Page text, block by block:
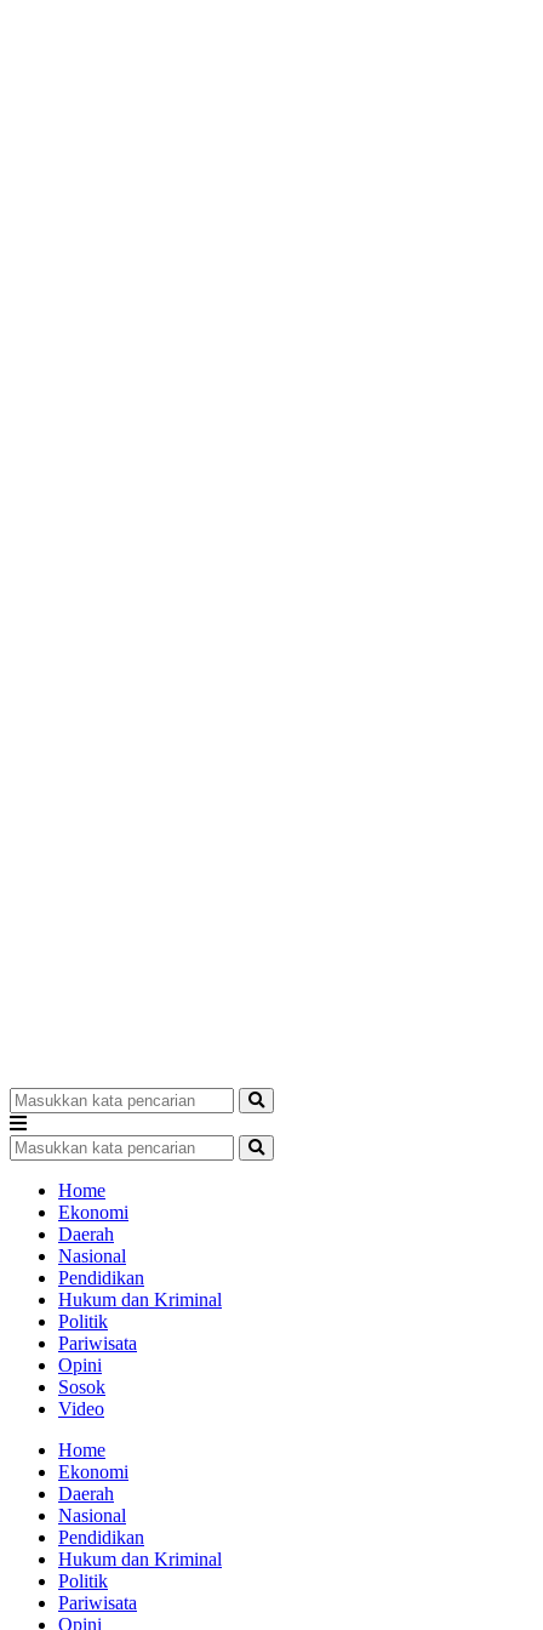
Home
Ekonomi
Daerah
Nasional
Pendidikan
Hukum dan Kriminal
Politik
Pariwisata
Opini
Sosok
Video
Home
Ekonomi
Daerah
Nasional
Pendidikan
Hukum dan Kriminal
Politik
Pariwisata
Opini